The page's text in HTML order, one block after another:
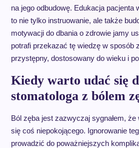
na jego odbudowę. Edukacja pacjenta
to nie tylko instruowanie, ale także
motywacji do dbania o zdrowie jamy
potrafi przekazać tę wiedzę w sposób
przystępny, dostosowany do wieku i
Kiedy warto udać się
stomatologa z bólem
Ból zęba jest zazwyczaj sygnałem, że
się coś niepokojącego. Ignorowanie
prowadzić do poważniejszych